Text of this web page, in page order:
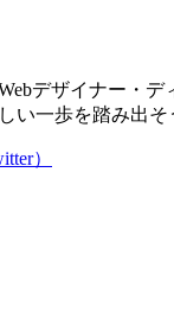
デザイナー・
い一歩を踏み出
）